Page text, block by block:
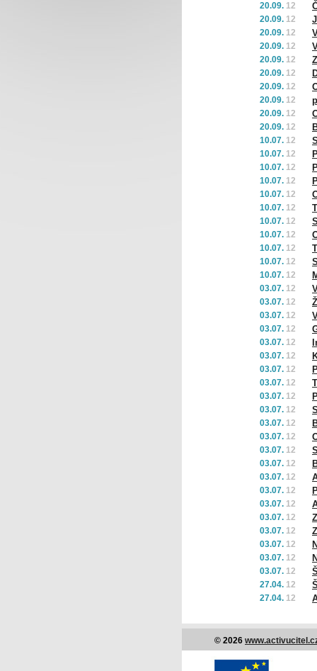
20.09. 12
20.09. 12
20.09. 12
20.09. 12
20.09. 12
20.09. 12
20.09. 12
20.09. 12
20.09. 12
20.09. 12
10.07. 12
10.07. 12
10.07. 12
10.07. 12
10.07. 12
10.07. 12
10.07. 12
10.07. 12
10.07. 12
10.07. 12
10.07. 12
03.07. 12
03.07. 12
03.07. 12
03.07. 12
03.07. 12
03.07. 12
03.07. 12
03.07. 12
03.07. 12
03.07. 12
03.07. 12
03.07. 12
03.07. 12
03.07. 12
03.07. 12
03.07. 12
03.07. 12
03.07. 12
03.07. 12
03.07. 12
03.07. 12
03.07. 12
27.04. 12
27.04. 12
© 2026